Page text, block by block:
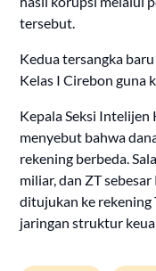
tersebut.
Kedua tersangka
Kelas I Cirebon guna
Kepala Seksi Intelijen
menyebut bahwa
rekening berbeda.
miliar, dan ZT
ditujukan ke rekening
jaringan struktur